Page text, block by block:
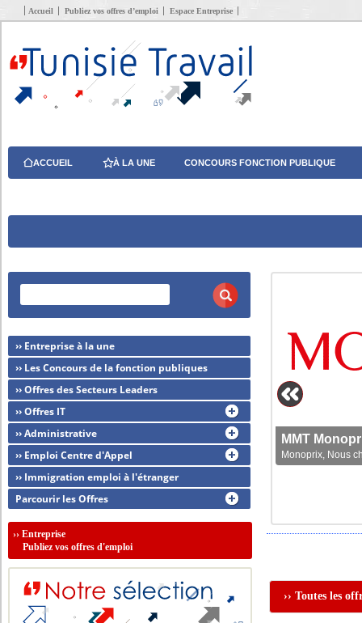
Accueil Publiez vos offres d’emploi Espace Entreprise
ACCUEIL À LA UNE CONCOURS FONCTION PUBLIQUE
MMT
Monoprix, Nous
›› Toutes les
›› Entreprise à la une
›› Les Concours de la fonction publiques
›› Offres des Secteurs Leaders
›› Offres IT
›› Administrative
›› Emploi Centre d'Appel
›› Immigration emploi à l'étranger
Parcourir les Offres
››Entreprise
Publiez vos offres d'emploi